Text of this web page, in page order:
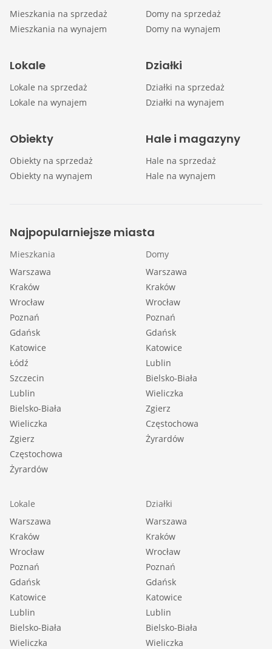
Mieszkania na sprzedaż
Mieszkania na wynajem
Domy na sprzedaż
Domy na wynajem
Lokale
Lokale na sprzedaż
Lokale na wynajem
Działki
Działki na sprzedaż
Działki na wynajem
Obiekty
Obiekty na sprzedaż
Obiekty na wynajem
Hale i magazyny
Hale na sprzedaż
Hale na wynajem
Najpopularniejsze miasta
Mieszkania
Warszawa
Kraków
Wrocław
Poznań
Gdańsk
Katowice
Łódź
Szczecin
Lublin
Bielsko-Biała
Wieliczka
Zgierz
Częstochowa
Żyrardów
Domy
Warszawa
Kraków
Wrocław
Poznań
Gdańsk
Katowice
Lublin
Bielsko-Biała
Wieliczka
Zgierz
Częstochowa
Żyrardów
Lokale
Warszawa
Kraków
Wrocław
Poznań
Gdańsk
Katowice
Lublin
Bielsko-Biała
Wieliczka
Działki
Warszawa
Kraków
Wrocław
Poznań
Gdańsk
Katowice
Lublin
Bielsko-Biała
Wieliczka